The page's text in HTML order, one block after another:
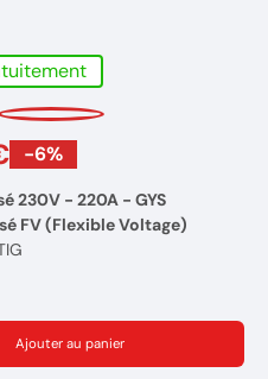
-6%
230V - 220A - GYS
FV (Flexible Voltage)
Ajouter au panier